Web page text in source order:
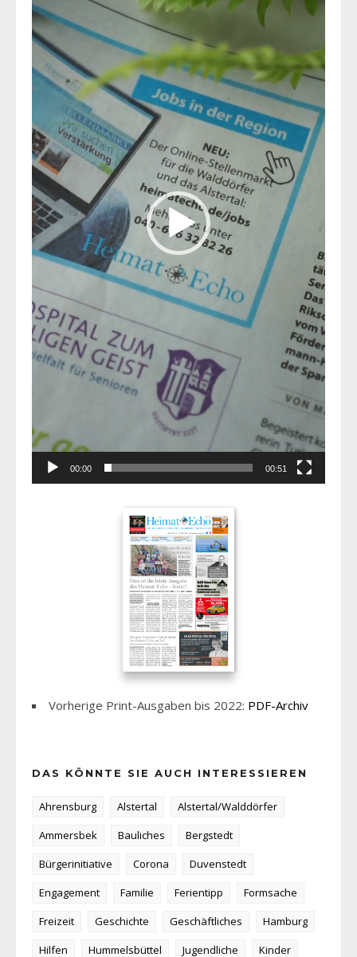
00:00 00:51
Vorherige Print-Ausgaben bis 2022: PDF-Archiv
DAS KÖNNTE SIE AUCH INTERESSIEREN
Ahrensburg Alstertal
Alstertal/Walddörfer
Ammersbek
Bauliches
Bergstedt
Bürgerinitiative
Corona
Duvenstedt
Engagement
Familie Ferientipp
Formsache
Freizeit
Geschichte Geschäftliches
Hamburg
Hilfen
Hummelsbüttel Jugendliche
Kinder